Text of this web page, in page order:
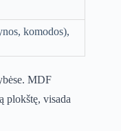
komodos),
MDF
plokštę, visada